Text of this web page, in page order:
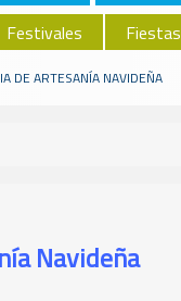
Festivales Fiestas
DE ARTESANÍA NAVIDEÑA
Navideña